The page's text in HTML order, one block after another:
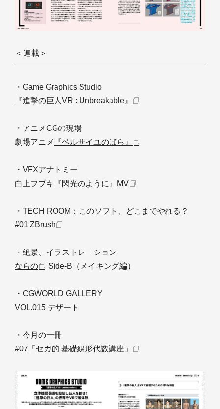
＜連載＞
・Game Graphics Studio
『進撃の巨人VR : Unbreakable』
・アニメCGの現場
劇場アニメ
『ベルサイユのばら』
・VFXアナトミー
白上フブキ
『閃光のように』MV
・TECH ROOM：このソフト、どこまでやれる？
#01 ZBrush
・絶景、イラストレーション
ならの
Side-B（メイキング編）
・CGWORLD GALLERY
VOL.015 デザート
・今月の一冊
#07 「セガ的 基礎線形代数講座」